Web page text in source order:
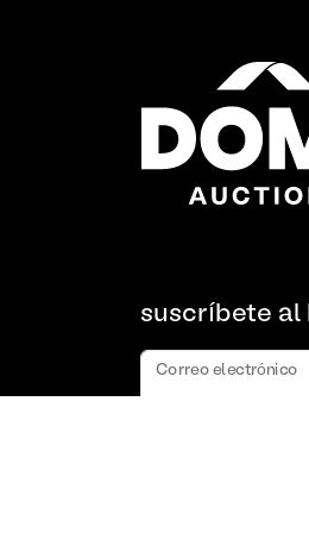
suscríbete al
Correo electrónico